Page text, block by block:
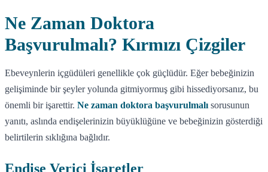
Ne Zaman Doktora
Başvurulmalı? Kırmızı Çizgiler
Ebeveynlerin içgüdüleri genellikle çok güçlüdür. Eğer bebeğinizin
gelişiminde bir şeyler yolunda gitmiyormuş gibi hissediyorsanız, bu
önemli bir işarettir. Ne zaman doktora başvurulmalı sorusunun
yanıtı, aslında endişelerinizin büyüklüğüne ve bebeğinizin gösterdiği
belirtilerin sıklığına bağlıdır.
Endişe Verici İşaretler